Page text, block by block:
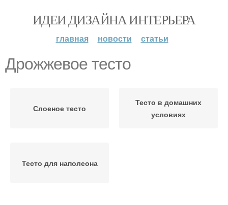
ИДЕИ ДИЗАЙНА ИНТЕРЬЕРА
главная новости статьи
Дрожжевое тесто
Слоеное тесто
Тесто в домашних
условиях
Тесто для наполеона